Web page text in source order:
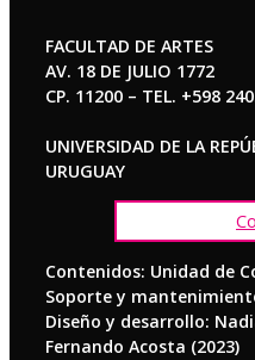
FACULTAD DE ARTES
AV. 18 DE JULIO 1772
CP. 11200 – TEL. +598
UNIVERSIDAD DE LA
URUGUAY
Contenidos: Unidad de
Soporte y
Diseño y desarrollo:
Fernando Acosta (2023)